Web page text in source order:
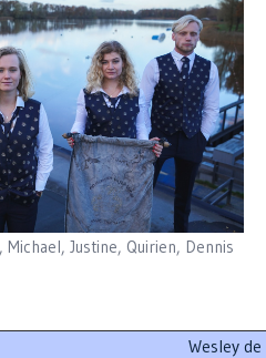
Justine, Quirien, Dennis
Wesley